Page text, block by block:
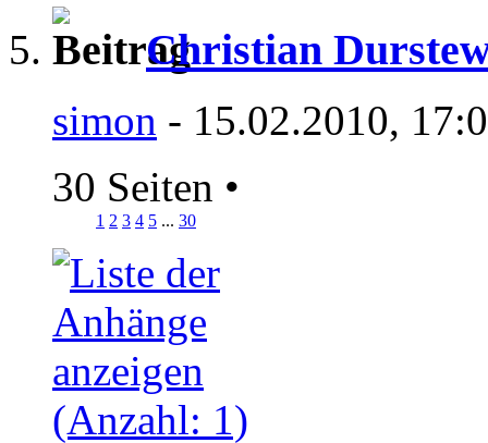
Christian
simon - 15.02.2010,
30 Seiten •
1 2 3 4 5 ... 30